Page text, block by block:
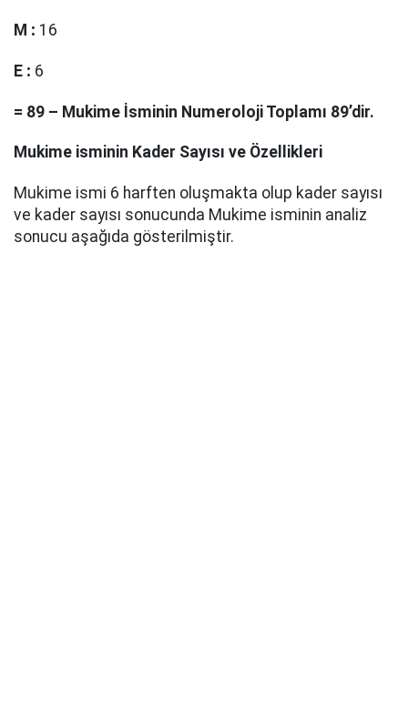
M : 16
E : 6
= 89 – Mukime İsminin Numeroloji Toplamı 89’dir.
Mukime isminin Kader Sayısı ve Özellikleri
Mukime ismi 6 harften oluşmakta olup kader sayısı
ve kader sayısı sonucunda Mukime isminin analiz
sonucu aşağıda gösterilmiştir.